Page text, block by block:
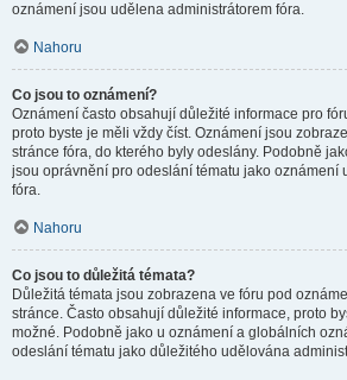
oznámení jsou udělena administrátorem fóra.
Nahoru
Co jsou to oznámení?
Oznámení často obsahují důležité informace pro
proto byste je měli vždy číst. Oznámení jsou
stránce fóra, do kterého byly odeslány. Podobně
jsou oprávnění pro odeslání tématu jako oznámení
fóra.
Nahoru
Co jsou to důležitá témata?
Důležitá témata jsou zobrazena ve fóru pod
stránce. Často obsahují důležité informace, proto
možné. Podobně jako u oznámení a globálních
odeslání tématu jako důležitého udělována